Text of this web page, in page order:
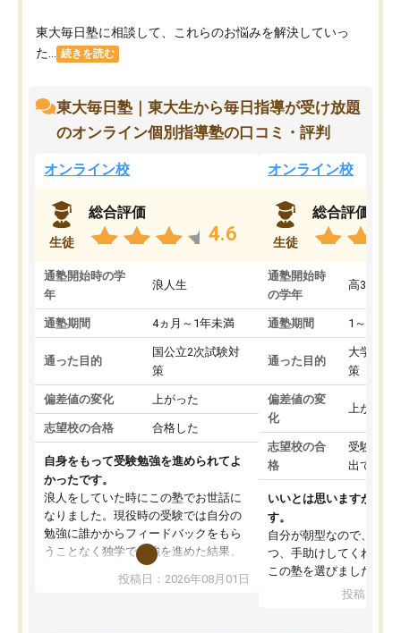
東大毎日塾に相談して、これらのお悩みを解決していっ
た...
続きを読む
東大毎日塾｜東大生から毎日指導が受け放題
のオンライン個別指導塾の口コミ・評判
オンライン校
生徒
総合評価
4.6
通塾開始時の学
年
浪人生
通塾期間 4ヵ月～1年未満
通った目的
国公立2次試験対
策
偏差値の変化 上がった
志望校の合格 合格した
自身をもって受験勉強を進められてよ
かったです。
浪人をしていた時にこの塾でお世話に
なりました。現役時の受験では自分の
勉強に誰かからフィードバックをもら
うことなく独学で勉強を進めた結果、
入試本番に地歴の学習が間に合わず不
合格となってしまいました。その経験
投稿日：2026年08月01日
オンライン校
生徒
総合評価
通塾開始時
の学年
高3
通塾期間 1～3ヵ月
通った目的
大学入学
策
偏差値の変
化
上がった
志望校の合
格
受験して
出ていな
いいとは思いますが、料
す。
自分が朝型なので、自習
つ、手助けしてくれる設
この塾を選びました。
投稿日：